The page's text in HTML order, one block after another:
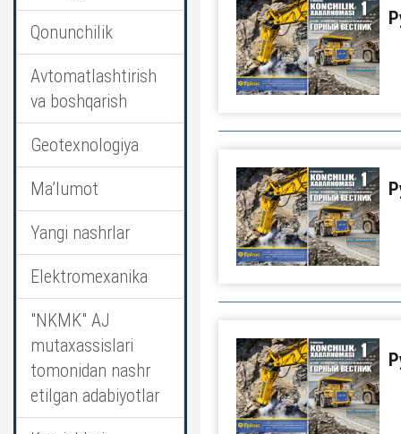
Qonunchilik
Avtomatlashtirish
va boshqarish
Geotexnologiya
Ma’lumot
Yangi nashrlar
Elektromexanika
"NKMK" AJ
mutaxassislari
tomonidan nashr
etilgan adabiyotlar